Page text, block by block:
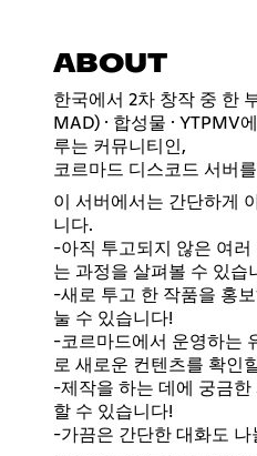
ABOUT
한국에서 2차 창작 중 한
MAD) · 합성물 · YTPMV
루는 커뮤니티인,
코르마드 디스코드 서버
이 서버에서는 간단하게
니다.
-아직 투고되지 않은 여
는 과정을 살펴볼 수 있습
-새로 투고 한 작품을 홍
눌 수 있습니다!
-코르마드에서 운영하는
로 새로운 컨텐츠를 확인
-제작을 하는 데에 궁금
할 수 있습니다!
-가끔은 간단한 대화도 나